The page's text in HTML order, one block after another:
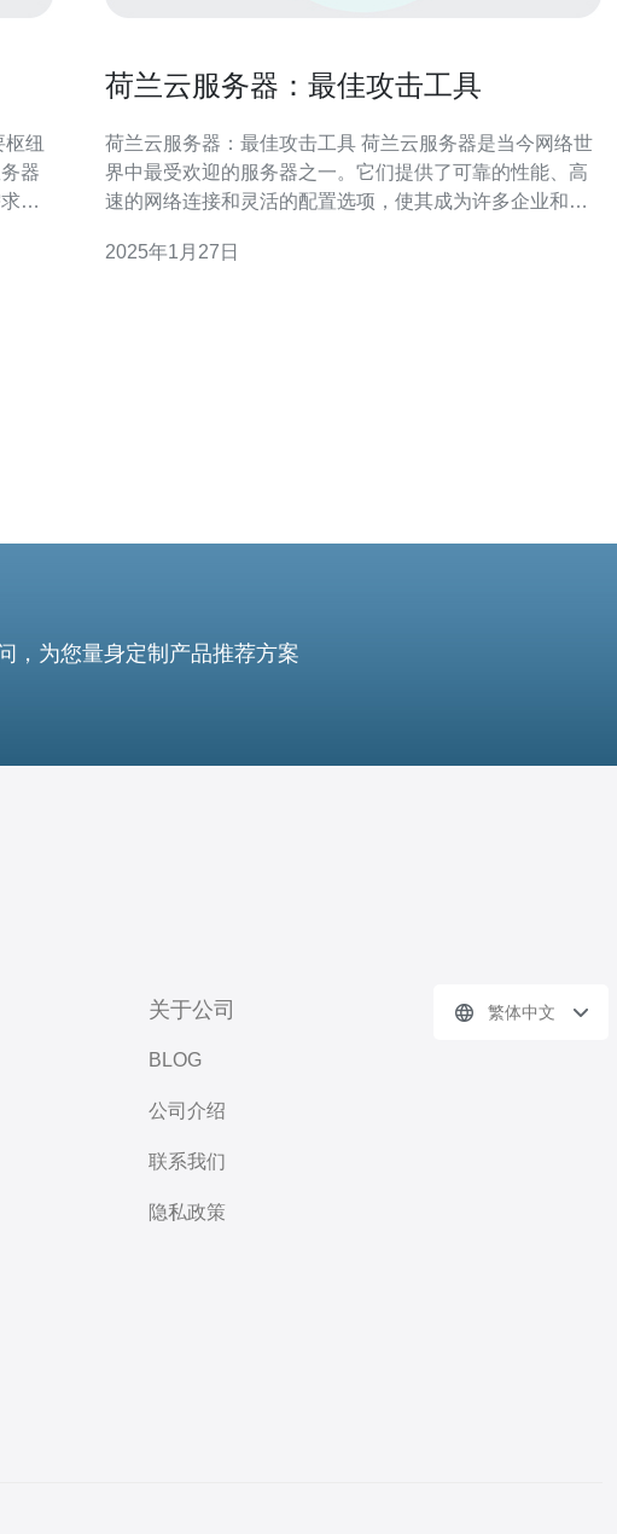
器
。
荷兰云服务器：最佳攻击工具
荷兰云服务器：最佳攻击工具 荷兰云服务器是当今网络世
界中最受欢迎的服务器之一。它们提供了可靠的性能、高
速的网络连接和灵活的配置选项，使其成为许多企业和个
本而成为黑客和攻击者的理想选择，使其成为最佳攻击工
2025年1月27日
，为您量身定制产品推荐方案
关于公司
BLOG
公司介绍
联系我们
隐私政策
繁体中文